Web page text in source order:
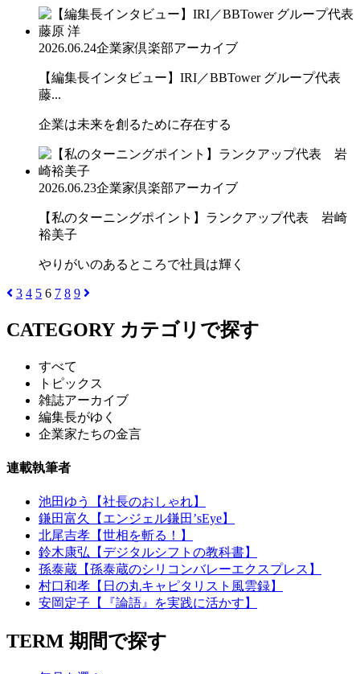
2026.06.24企業家倶楽部アーカイブ
【編集長インタビュー】IRI／BBTower グループ代表
藤...
企業は未来を創るために存在する
2026.06.23企業家倶楽部アーカイブ
【私のターニングポイント】ランクアップ代表 岩崎
裕美子
やりがいのあるところで社員は輝く
3 4 5 6 7 8 9
CATEGORY カテゴリで探す
すべて
トピックス
雑誌アーカイブ
編集長がゆく
企業家たちの金言
連載執筆者
池田ゆう【社長のおしゃれ】
鎌田富久【エンジェル鎌田’sEye】
北尾吉孝【世相を斬る！】
鈴木康弘【デジタルシフトの教科書】
孫泰蔵【孫泰蔵のシリコンバレーエクスプレス】
村口和孝【日の丸キャピタリスト風雲録】
安岡定子【『論語』を実践に活かす】
TERM 期間で探す